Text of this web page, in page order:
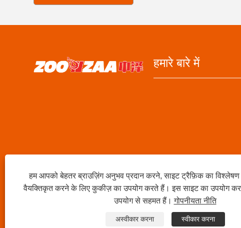
हमारे बारे में
हम आपको बेहतर ब्राउज़िंग अनुभव प्रदान करने, साइट ट्रैफ़िक का
वैयक्तिकृत करने के लिए कुकीज़ का उपयोग करते हैं। इस साइट का उपयोग
उपयोग से सहमत हैं।गोपनीयता नीति
अस्वीकार करना स्वीकार करना